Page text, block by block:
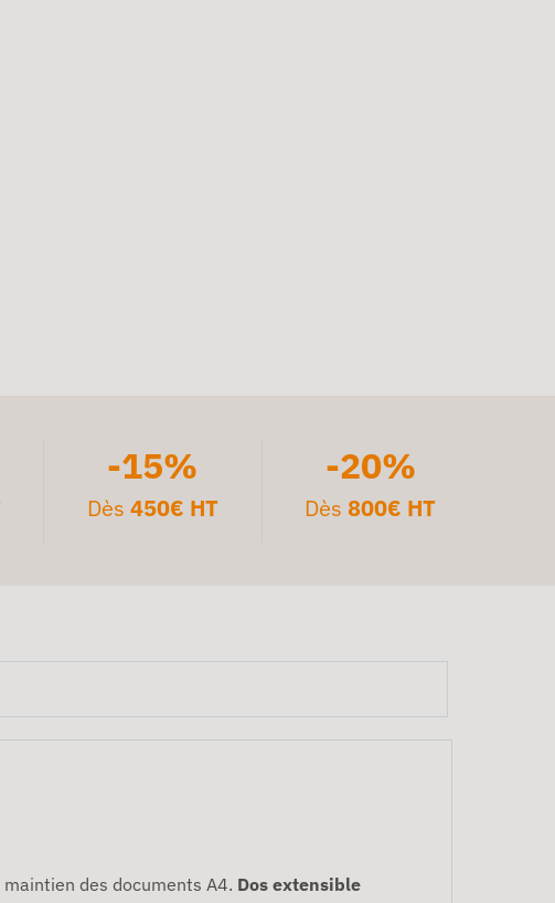
-15%
Dès 450€ HT
-20%
Dès800€ HT
des documents A4. Dos extensible